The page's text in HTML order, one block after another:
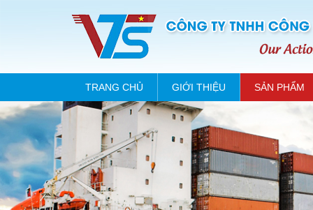
TRANG CHỦ GIỚI THIỆU SẢN PHẨM